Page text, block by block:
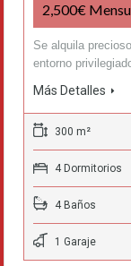
2,500€
Se alquila
entorno
Más Detalles
300 m²
4 Dormitorios
4 Baños
1 Garaje